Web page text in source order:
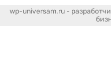
wp-universam.ru -